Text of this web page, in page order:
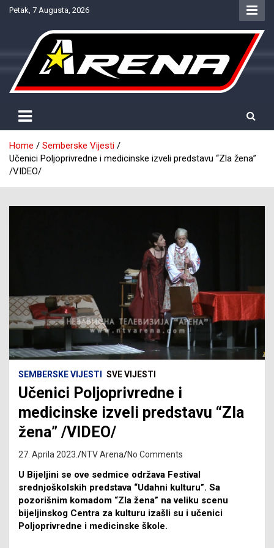
SkipPetak, 7 Augusta, 2026
NTV Arena
Home
Semberske Vijesti
Učenici Poljoprivredne i medicinske izveli predstavu “Zla žena”
/VIDEO/
SEMBERSKE VIJESTI SVE VIJESTI
Učenici Poljoprivredne i
medicinske izveli predstavu “Zla
žena” /VIDEO/
27. Aprila 2023. NTV Arena No Comments
U Bijeljini se ove sedmice održava Festival
srednjoškolskih predstava “Udahni kulturu”. Sa
pozorišnim komadom “Zla žena” na veliku scenu
bijeljinskog Centra za kulturu izašli su i učenici
Poljoprivredne i medicinske škole.